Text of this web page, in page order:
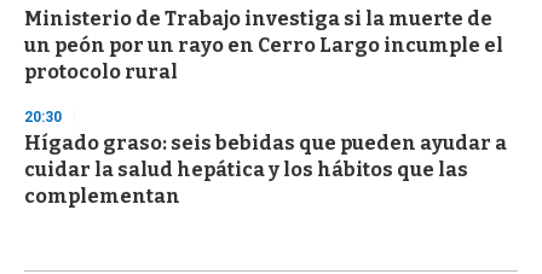
Ministerio de Trabajo investiga si la muerte de
un peón por un rayo en Cerro Largo incumple el
protocolo rural
20:30
Hígado graso: seis bebidas que pueden ayudar a
cuidar la salud hepática y los hábitos que las
complementan